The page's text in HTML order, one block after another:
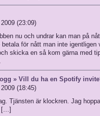
(23:09)
nu och undrar kan man på
för nått man inte igentligen
skicka en så kom gärna med
» Vill du ha en Spotify
(18:45)
Tjänsten är klockren. Jag
[…]